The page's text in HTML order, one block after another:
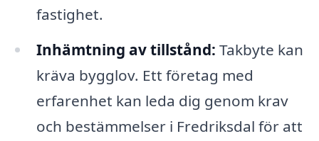
fastighet.
Inhämtning av tillstånd: Takbyte kan
kräva bygglov. Ett företag med
erfarenhet kan leda dig genom krav
och bestämmelser i Fredriksdal för att